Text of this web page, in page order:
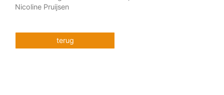
Nicoline Pruijsen
terug